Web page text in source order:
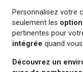
Personnalisez votre
seulement les
pertinentes pour
intégrée quand
Découvrez un